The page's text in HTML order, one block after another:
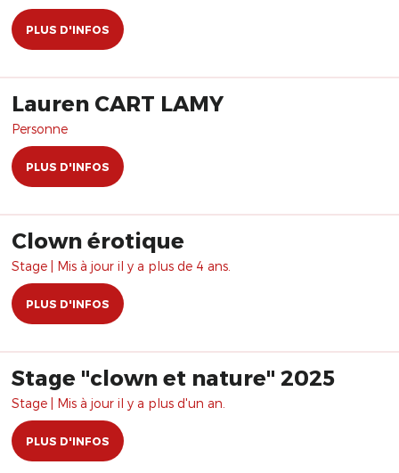
PLUS D'INFOS
Lauren CART LAMY
Personne
PLUS D'INFOS
Clown érotique
Stage | Mis à jour il y a plus de 4 ans.
PLUS D'INFOS
Stage "clown et nature" 2025
Stage | Mis à jour il y a plus d'un an.
PLUS D'INFOS